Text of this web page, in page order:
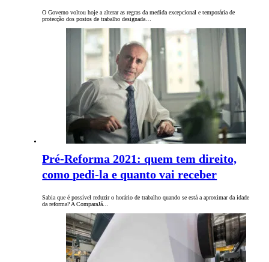
O Governo voltou hoje a alterar as regras da medida excepcional e temporária de
protecção dos postos de trabalho designada…
Pré-Reforma 2021: quem tem direito,
como pedi-la e quanto vai receber
Sabia que é possível reduzir o horário de trabalho quando se está a aproximar da idade
da reforma? A ComparaJá…